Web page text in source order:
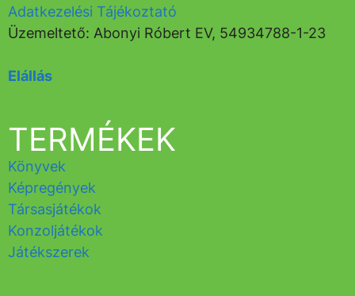
TERMÉKEK
Könyvek
Képregények
Társasjátékok
Konzoljátékok
Játékszerek
Adatkezelési Tájékoztató
Üzemeltető: Abonyi Róbert EV, 54934788-1-23
Elállás